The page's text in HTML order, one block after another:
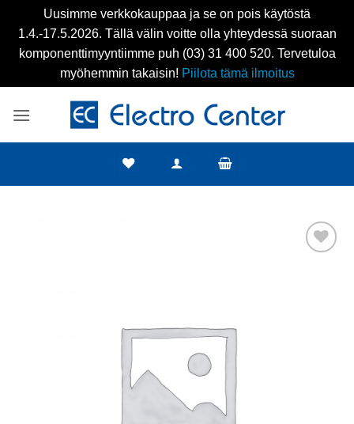
Uusimme verkkokauppaa ja se on pois käytöstä
1.4.-17.5.2026. Tällä välin voitte olla yhteydessä suoraan
komponenttimyyntiimme puh (03) 31 400 520. Tervetuloa
myöhemmin takaisin! Piilota tämä ilmoitus